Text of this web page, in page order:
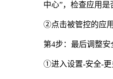
中心”，检查应用是
②点击被管控的应
第4步：最后调整安
①进入设置-安全-更